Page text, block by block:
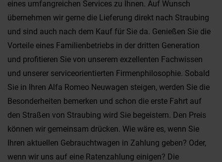
eines umfangreichen Services zu Ihnen. Auf Wunsch
übernehmen wir gerne die Lieferung direkt nach Straubing
und sind auch nach dem Kauf für Sie da. Genießen Sie die
Vorteile eines Familienbetriebs in der dritten Generation
und profitieren Sie von unserem exzellenten Fachwissen
und unserer serviceorientierten Firmenphilosophie. Sobald
Sie in Ihren Alfa Romeo Neuwagen steigen, werden Sie die
Besonderheiten bemerken und schon die erste Fahrt auf
den Straßen von Straubing wird Sie begeistern. Den Preis
können wir gemeinsam drücken. Wie wäre es, wenn Sie
Ihren aktuellen Gebrauchtwagen in Zahlung geben? Oder,
wenn wir uns auf eine Ratenzahlung einigen? Die